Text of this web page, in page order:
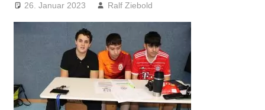
26. Januar 2023 Ralf Ziebold